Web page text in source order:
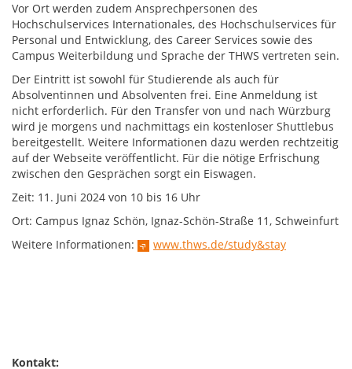
Vor Ort werden zudem Ansprechpersonen des
Hochschulservices Internationales, des Hochschulservices für
Personal und Entwicklung, des Career Services sowie des
Campus Weiterbildung und Sprache der THWS vertreten sein.
Der Eintritt ist sowohl für Studierende als auch für
Absolventinnen und Absolventen frei. Eine Anmeldung ist
nicht erforderlich. Für den Transfer von und nach Würzburg
wird je morgens und nachmittags ein kostenloser Shuttlebus
bereitgestellt. Weitere Informationen dazu werden rechtzeitig
auf der Webseite veröffentlicht. Für die nötige Erfrischung
zwischen den Gesprächen sorgt ein Eiswagen.
Zeit: 11. Juni 2024 von 10 bis 16 Uhr
Ort: Campus Ignaz Schön, Ignaz-Schön-Straße 11, Schweinfurt
Weitere Informationen:
www.thws.de/study&stay
Kontakt: